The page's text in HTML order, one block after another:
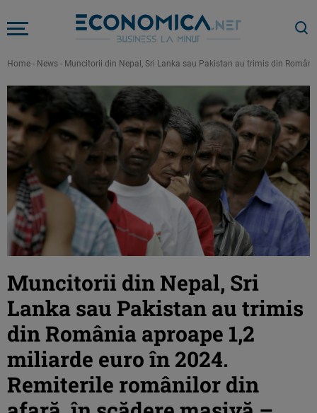
Home - News - Muncitorii din Nepal, Sri Lanka sau Pakistan au trimis din
Muncitorii din Nepal, Sri
Lanka sau Pakistan au trimis
din România aproape 1,2
miliarde euro în 2024.
Remiterile românilor din